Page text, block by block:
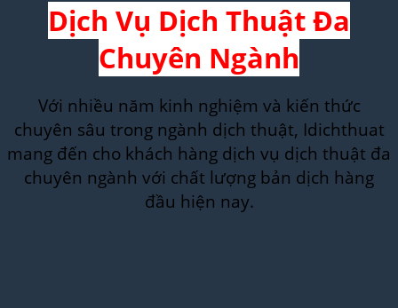
Dịch Vụ Dịch Thuật Đa
Chuyên Ngành
Với nhiều năm kinh nghiệm và kiến thức
chuyên sâu trong ngành dịch thuật, Idichthuat
mang đến cho khách hàng dịch vụ dịch thuật đa
chuyên ngành với chất lượng bản dịch hàng
đầu hiện nay.